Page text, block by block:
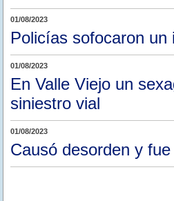
01/08/2023
Policías sofocaron un
01/08/2023
En Valle Viejo un
siniestro vial
01/08/2023
Causó desorden y